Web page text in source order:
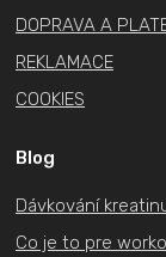
DOPRAVA A
REKLAMACE
COOKIES
Blog
Dávkování
Co je to pre